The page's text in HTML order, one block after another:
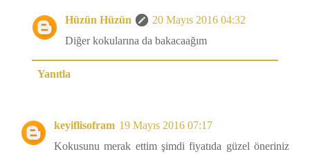
Hüzün Hüzün
20 Mayıs 2016 04:32
Diğer kokularına da bakacaağım
Yanıtla
keyiflisofram 19 Mayıs 2016 07:17
Kokusunu merak ettim şimdi fiyatıda güzel öneriniz